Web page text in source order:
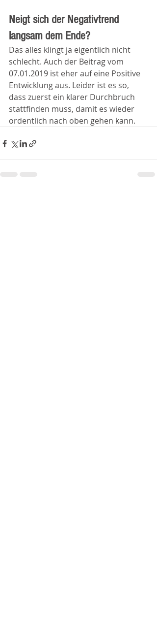
Neigt sich der Negativtrend
langsam dem Ende?
Das alles klingt ja eigentlich nicht
schlecht. Auch der Beitrag vom
07.01.2019 ist eher auf eine Positive
Entwicklung aus. Leider ist es so,
dass zuerst ein klarer Durchbruch
stattfinden muss, damit es wieder
ordentlich nach oben gehen kann.